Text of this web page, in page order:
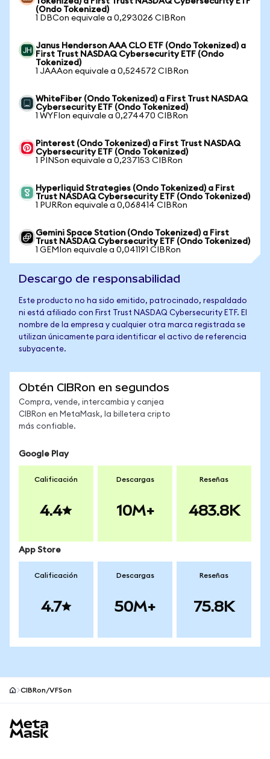
(Ondo Tokenized)
1 DBCon equivale a 0,293026 CIBRon
Janus Henderson AAA CLO ETF (Ondo Tokenized) a
First Trust NASDAQ Cybersecurity ETF (Ondo
Tokenized)
1 JAAAon equivale a 0,524572 CIBRon
WhiteFiber (Ondo Tokenized) a First Trust NASDAQ
Cybersecurity ETF (Ondo Tokenized)
1 WYFIon equivale a 0,274470 CIBRon
Pinterest (Ondo Tokenized) a First Trust NASDAQ
Cybersecurity ETF (Ondo Tokenized)
1 PINSon equivale a 0,237153 CIBRon
Hyperliquid Strategies (Ondo Tokenized) a First
Trust NASDAQ Cybersecurity ETF (Ondo Tokenized)
1 PURRon equivale a 0,068414 CIBRon
Gemini Space Station (Ondo Tokenized) a First
Trust NASDAQ Cybersecurity ETF (Ondo Tokenized)
1 GEMIon equivale a 0,041191 CIBRon
Descargo de responsabilidad
Este producto no ha sido emitido, patrocinado, respaldado
ni está afiliado con First Trust NASDAQ Cybersecurity ETF. El
nombre de la empresa y cualquier otra marca registrada se
utilizan únicamente para identificar el activo de referencia
subyacente.
Obtén CIBRon en segundos
Compra, vende, intercambia y canjea
CIBRon en MetaMask, la billetera cripto
más confiable.
Google Play
Calificación
4.4
Descargas
10M+
Reseñas
483.8K
App Store
Calificación
4.7
Descargas
50M+
Reseñas
75.8K
CIBRon/VFSon